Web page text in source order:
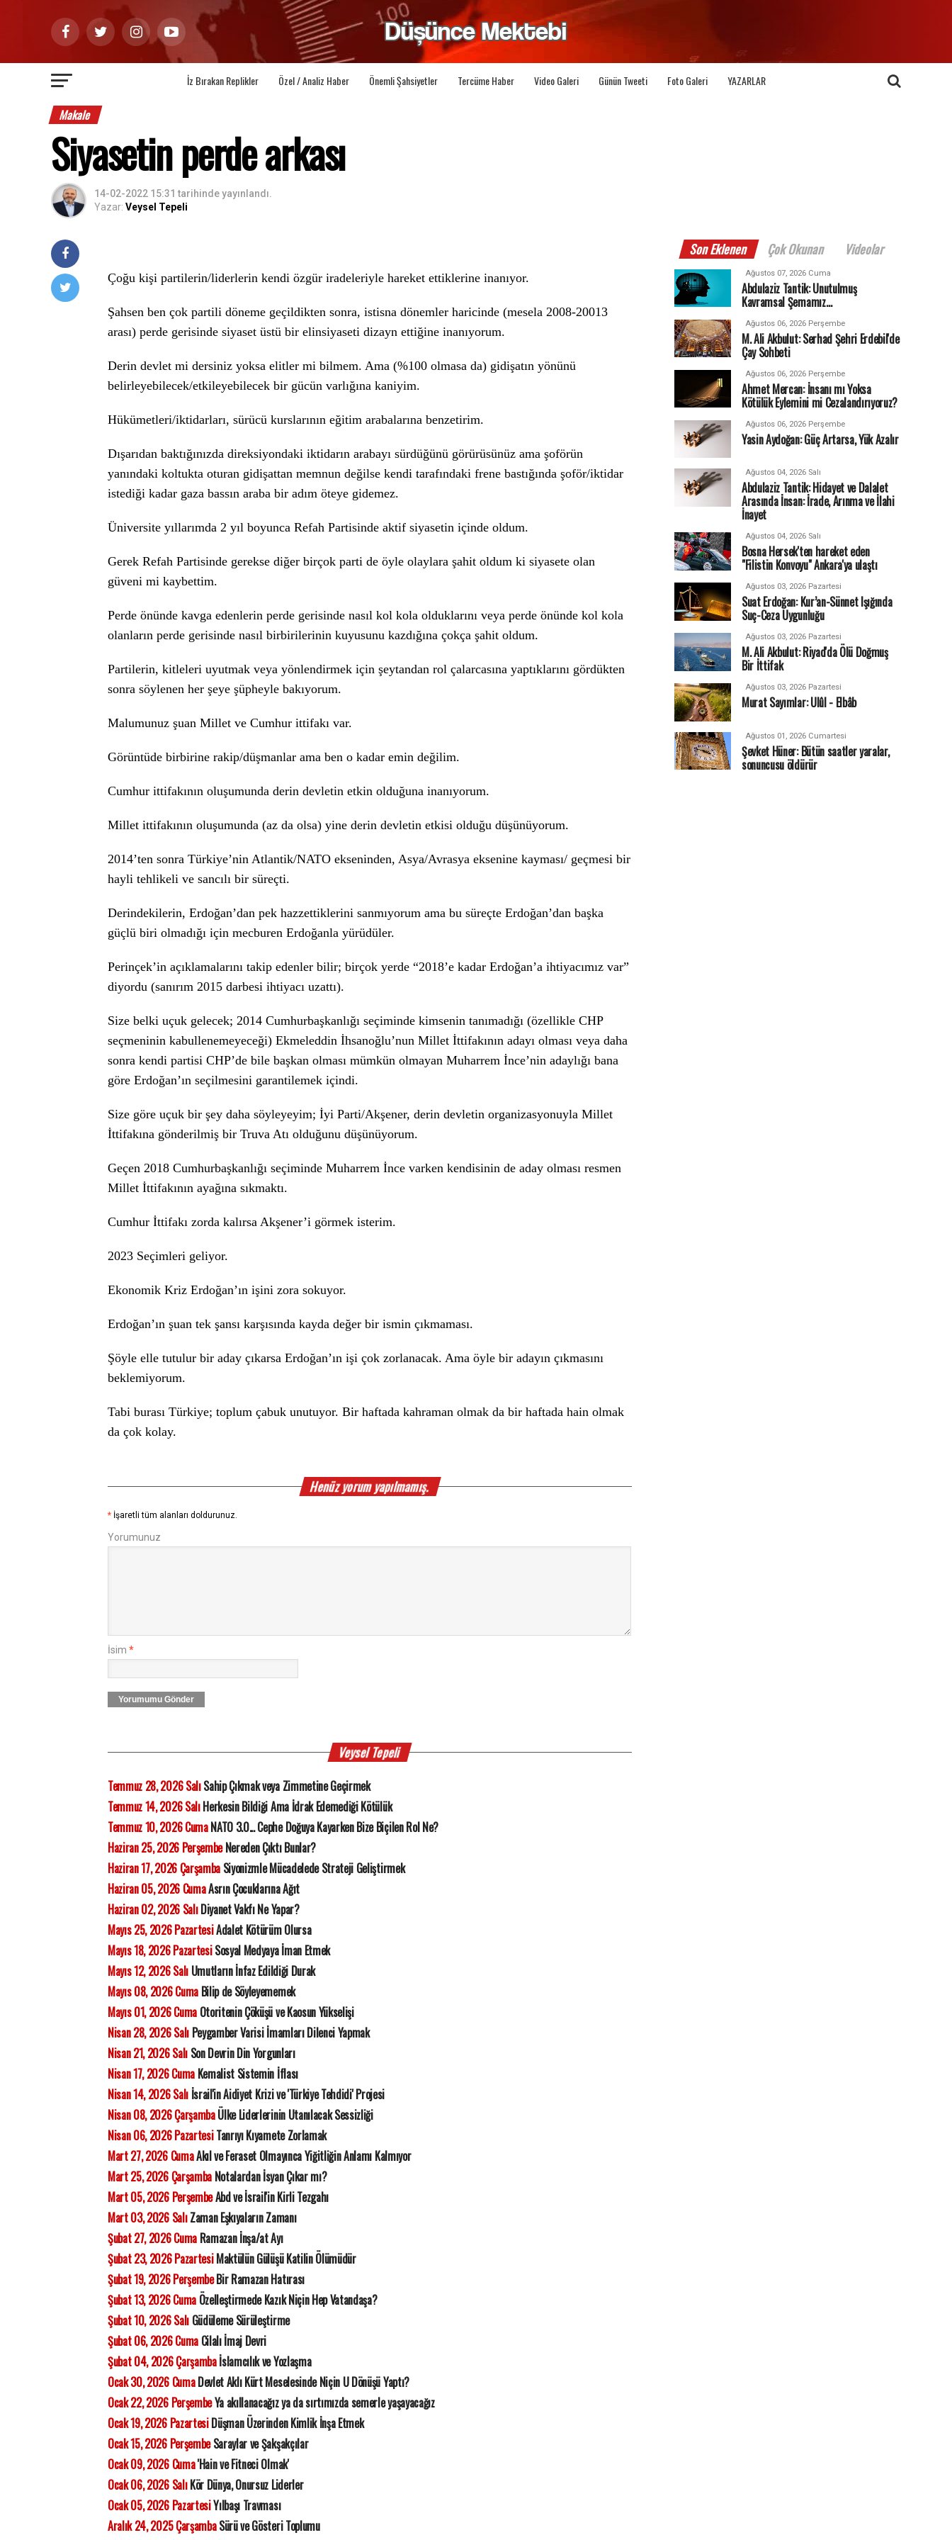
İz Bırakan Replikler Özel / Analiz Haber Önemli Şahsiyetler Tercüme Haber Video Galeri Günün Tweeti Foto Galeri YAZARLAR
Makale
Siyasetin perde arkası
14-02-2022 15:31 tarihinde yayınlandı.
Yazar: Veysel Tepeli
Çoğu kişi partilerin/liderlerin kendi özgür iradeleriyle hareket ettiklerine inanıyor.
Şahsen ben çok partili döneme geçildikten sonra, istisna dönemler haricinde (mesela 2008-20013
arası) perde gerisinde siyaset üstü bir elinsiyaseti dizayn ettiğine inanıyorum.
Derin devlet mi dersiniz yoksa elitler mi bilmem. Ama (%100 olmasa da) gidişatın yönünü
belirleyebilecek/etkileyebilecek bir gücün varlığına kaniyim.
Hükümetleri/iktidarları, sürücü kurslarının eğitim arabalarına benzetirim.
Dışarıdan baktığınızda direksiyondaki iktidarın arabayı sürdüğünü görürüsünüz ama şoförün
yanındaki koltukta oturan gidişattan memnun değilse kendi tarafındaki frene bastığında şoför/iktidar
istediği kadar gaza bassın araba bir adım öteye gidemez.
Üniversite yıllarımda 2 yıl boyunca Refah Partisinde aktif siyasetin içinde oldum.
Gerek Refah Partisinde gerekse diğer birçok parti de öyle olaylara şahit oldum ki siyasete olan
güveni mi kaybettim.
Perde önünde kavga edenlerin perde gerisinde nasıl kol kola olduklarını veya perde önünde kol kola
olanların perde gerisinde nasıl birbirilerinin kuyusunu kazdığına çokça şahit oldum.
Partilerin, kitleleri uyutmak veya yönlendirmek için şeytandan rol çalarcasına yaptıklarını gördükten
sonra söylenen her şeye şüpheyle bakıyorum.
Malumunuz şuan Millet ve Cumhur ittifakı var.
Görüntüde birbirine rakip/düşmanlar ama ben o kadar emin değilim.
Cumhur ittifakının oluşumunda derin devletin etkin olduğuna inanıyorum.
Millet ittifakının oluşumunda (az da olsa) yine derin devletin etkisi olduğu düşünüyorum.
2014’ten sonra Türkiye’nin Atlantik/NATO ekseninden, Asya/Avrasya eksenine kayması/ geçmesi bir
hayli tehlikeli ve sancılı bir süreçti.
Derindekilerin, Erdoğan’dan pek hazzettiklerini sanmıyorum ama bu süreçte Erdoğan’dan başka
güçlü biri olmadığı için mecburen Erdoğanla yürüdüler.
Perinçek’in açıklamalarını takip edenler bilir; birçok yerde “2018’e kadar Erdoğan’a ihtiyacımız var”
diyordu (sanırım 2015 darbesi ihtiyacı uzattı).
Size belki uçuk gelecek; 2014 Cumhurbaşkanlığı seçiminde kimsenin tanımadığı (özellikle CHP
seçmeninin kabullenemeyeceği) Ekmeleddin İhsanoğlu’nun Millet İttifakının adayı olması veya daha
sonra kendi partisi CHP’de bile başkan olması mümkün olmayan Muharrem İnce’nin adaylığı bana
göre Erdoğan’ın seçilmesini garantilemek içindi.
Size göre uçuk bir şey daha söyleyeyim; İyi Parti/Akşener, derin devletin organizasyonuyla Millet
İttifakına gönderilmiş bir Truva Atı olduğunu düşünüyorum.
Geçen 2018 Cumhurbaşkanlığı seçiminde Muharrem İnce varken kendisinin de aday olması resmen
Millet İttifakının ayağına sıkmaktı.
Cumhur İttifakı zorda kalırsa Akşener’i görmek isterim.
2023 Seçimleri geliyor.
Ekonomik Kriz Erdoğan’ın işini zora sokuyor.
Erdoğan’ın şuan tek şansı karşısında kayda değer bir ismin çıkmaması.
Şöyle elle tutulur bir aday çıkarsa Erdoğan’ın işi çok zorlanacak. Ama öyle bir adayın çıkmasını
beklemiyorum.
Tabi burası Türkiye; toplum çabuk unutuyor. Bir haftada kahraman olmak da bir haftada hain olmak
da çok kolay.
Henüz yorum yapılmamış.
* İşaretli tüm alanları doldurunuz.
Yorumunuz
İsim *
Yorumumu Gönder
Veysel Tepeli
Temmuz 28, 2026 SalıSahip Çıkmak veya Zimmetine Geçirmek
Temmuz 14, 2026 SalıHerkesin Bildiği Ama İdrak Edemediği Kötülük
Temmuz 10, 2026 CumaNATO 3.0... Cephe Doğuya Kayarken Bize Biçilen Rol Ne?
Haziran 25, 2026 PerşembeNereden Çıktı Bunlar?
Haziran 17, 2026 Çarşamba Siyonizmle Mücadelede Strateji Geliştirmek
Haziran 05, 2026 CumaAsrın Çocuklarına Ağıt
Haziran 02, 2026 SalıDiyanet Vakfı Ne Yapar?
Mayıs 25, 2026 PazartesiAdalet Kötürüm Olursa
Mayıs 18, 2026 PazartesiSosyal Medyaya İman Etmek
Mayıs 12, 2026 SalıUmutların İnfaz Edildiği Durak
Mayıs 08, 2026 CumaBilip de Söyleyememek
Mayıs 01, 2026 CumaOtoritenin Çöküşü ve Kaosun Yükselişi
Nisan 28, 2026 SalıPeygamber Varisi İmamları Dilenci Yapmak
Nisan 21, 2026 SalıSon Devrin Din Yorgunları
Nisan 17, 2026 CumaKemalist Sistemin İflası
Nisan 14, 2026 Salıİsrail'in Aidiyet Krizi ve 'Türkiye Tehdidi' Projesi
Nisan 08, 2026 ÇarşambaÜlke Liderlerinin Utanılacak Sessizliği
Nisan 06, 2026 PazartesiTanrıyı Kıyamete Zorlamak
Mart 27, 2026 CumaAkıl ve Feraset Olmayınca Yiğitliğin Anlamı Kalmıyor
Mart 25, 2026 ÇarşambaNotalardan İsyan Çıkar mı?
Mart 05, 2026 PerşembeAbd ve İsrail'in Kirli Tezgahı
Mart 03, 2026 SalıZaman Eşkıyaların Zamanı
Şubat 27, 2026 CumaRamazan İnşa/at Ayı
Şubat 23, 2026 PazartesiMaktülün Gülüşü Katilin Ölümüdür
Şubat 19, 2026 PerşembeBir Ramazan Hatırası
Şubat 13, 2026 CumaÖzelleştirmede Kazık Niçin Hep Vatandaşa?
Şubat 10, 2026 SalıGüdüleme Sürüleştirme
Şubat 06, 2026 CumaCilalı İmaj Devri
Şubat 04, 2026 Çarşambaİslamcılık ve Yozlaşma
Ocak 30, 2026 CumaDevlet Aklı Kürt Meselesinde Niçin U Dönüşü Yaptı?
Ocak 22, 2026 PerşembeYa akıllanacağız ya da sırtımızda semerle yaşayacağız
Ocak 19, 2026 PazartesiDüşman Üzerinden Kimlik İnşa Etmek
Ocak 15, 2026 PerşembeSaraylar ve Şakşakçılar
Ocak 09, 2026 Cuma'Hain ve Fitneci Olmak'
Ocak 06, 2026 SalıKör Dünya, Onursuz Liderler
Ocak 05, 2026 PazartesiYılbaşı Travması
Aralık 24, 2025 ÇarşambaSürü ve Gösteri Toplumu
Son Eklenen Çok Okunan Videolar
Ağustos 07, 2026 Cuma
Abdulaziz Tantik: Unutulmuş
Kavramsal Şemamız…
Ağustos 06, 2026 Perşembe
M. Ali Akbulut: Serhad Şehri Erdebil'de
Çay Sohbeti
Ağustos 06, 2026 Perşembe
Ahmet Mercan: İnsanı mı Yoksa
Kötülük Eylemini mi Cezalandırıyoruz?
Ağustos 06, 2026 Perşembe
Yasin Aydoğan: Güç Artarsa, Yük Azalır
Ağustos 04, 2026 Salı
Abdulaziz Tantik: Hidayet ve Dalalet
Arasında İnsan: İrade, Arınma ve İlahi
İnayet
Ağustos 04, 2026 Salı
Bosna Hersek'ten hareket eden
"Filistin Konvoyu" Ankara'ya ulaştı
Ağustos 03, 2026 Pazartesi
Suat Erdoğan: Kur’an-Sünnet Işığında
Suç-Ceza Uygunluğu
Ağustos 03, 2026 Pazartesi
M. Ali Akbulut: Riyad'da Ölü Doğmuş
Bir İttifak
Ağustos 03, 2026 Pazartesi
Murat Sayımlar: Ulûl - Elbâb
Ağustos 01, 2026 Cumartesi
Şevket Hüner: Bütün saatler yaralar,
sonuncusu öldürür